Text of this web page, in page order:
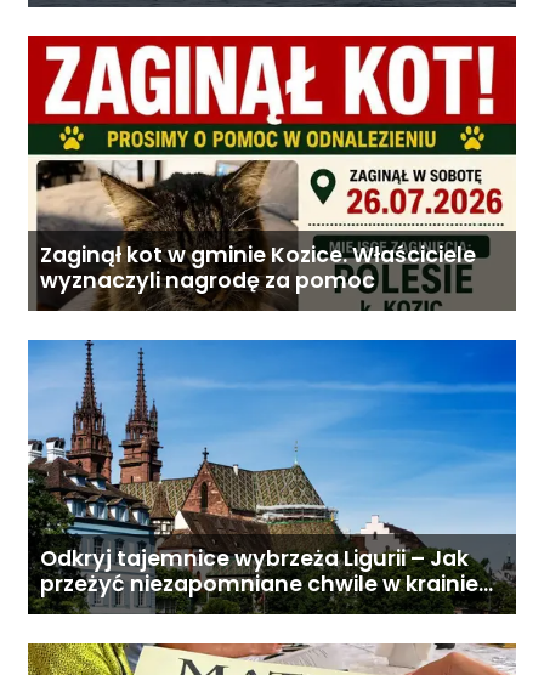
Zaginął kot w gminie Kozice. Właściciele
wyznaczyli nagrodę za pomoc
Odkryj tajemnice wybrzeża Ligurii – Jak
przeżyć niezapomniane chwile w krainie
pesto i słońca